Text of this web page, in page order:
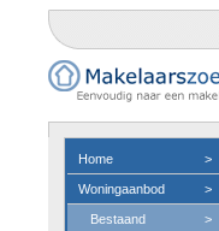
Home >
Woningaanbod >
Bestaand >